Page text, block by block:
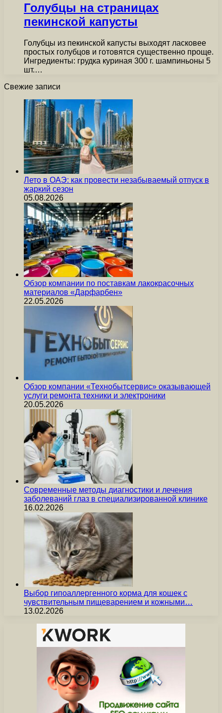
Голубцы на страницах
пекинской капусты
Голубцы из пекинской капусты выходят ласковее
простых голубцов и готовятся существенно проще.
Ингредиенты: грудка куриная 300 г. шампиньоны 5
шт.…
Свежие записи
Лето в ОАЭ: как провести незабываемый отпуск в
жаркий сезон
05.08.2026
Обзор компании по поставкам лакокрасочных
материалов «Дарфарбен»
22.05.2026
Обзор компании «Технобытсервис» оказывающей
услуги ремонта техники и электроники
20.05.2026
Современные методы диагностики и лечения
заболеваний глаз в специализированной клинике
16.02.2026
Выбор гипоаллергенного корма для кошек с
чувствительным пищеварением и кожными…
13.02.2026